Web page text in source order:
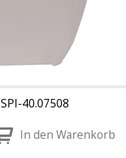
SPI-40.07508
In den Warenkorb